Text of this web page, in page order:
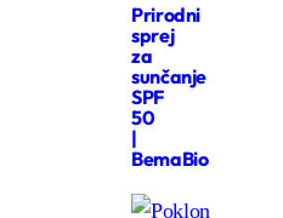
Prirodni
sprej
za
sunčanje
SPF
50
|
BemaBio